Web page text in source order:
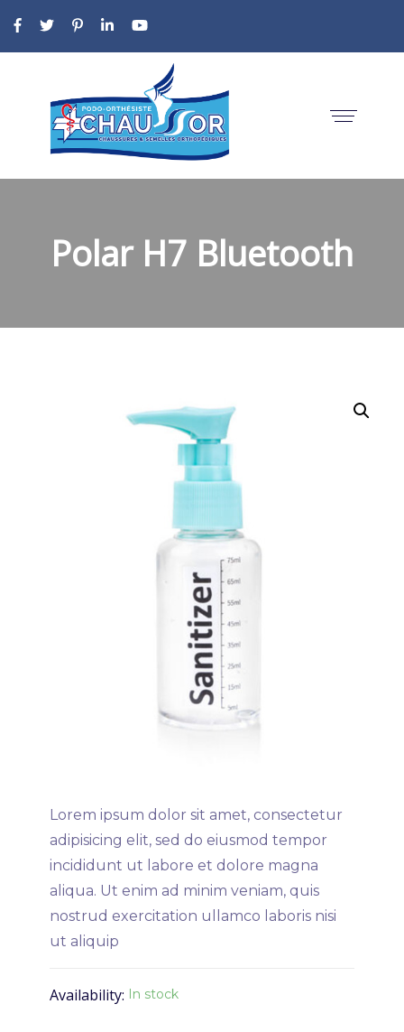
Polar H7 Bluetooth
Lorem ipsum dolor sit amet, consectetur
adipisicing elit, sed do eiusmod tempor
incididunt ut labore et dolore magna
aliqua. Ut enim ad minim veniam, quis
nostrud exercitation ullamco laboris nisi
ut aliquip
Availability: In stock